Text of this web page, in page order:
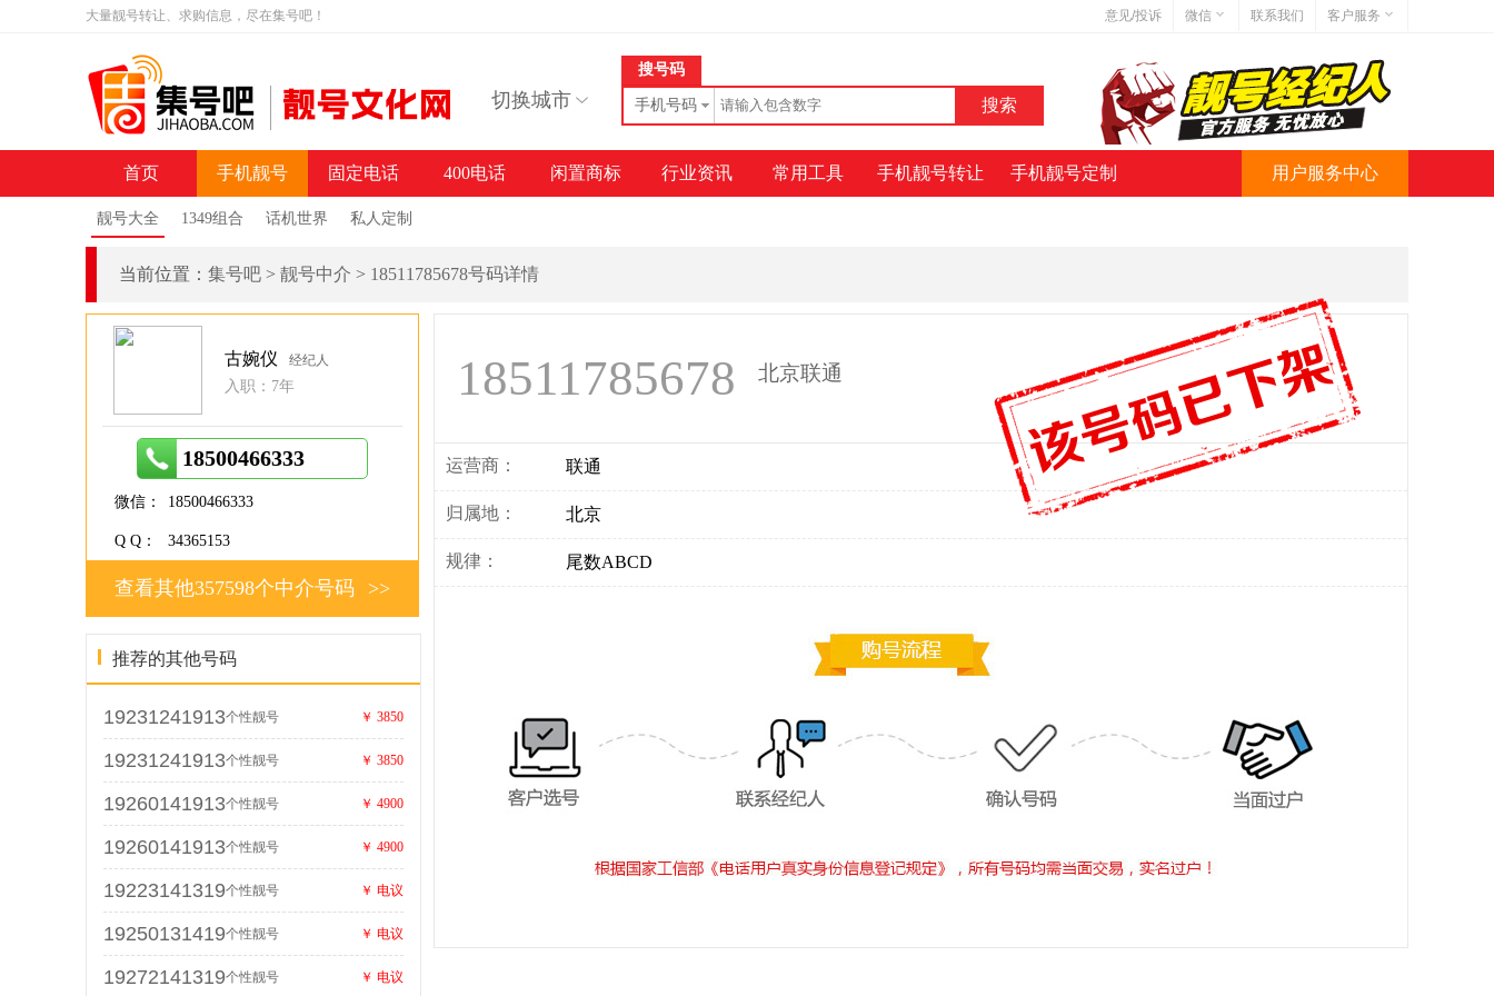
大量靓号转让、求购信息，尽在集号吧！ 意见/投诉 微信
微信号:jihaoba999
联系我们
客户服务
网站地图
网站简介
切换城市
搜号码
手机号码
首页 手机靓号
靓号大全 1349组合 话机世界 私人定制
固定电话 400电话 闲置商标 行业资讯 常用工具 手机靓号转让 手机靓号定制 用户服务中心
当前位置： 集号吧 > 靓号中介 > 18511785678号码详情
18511785678 北京联通
运营商： 联通
归属地： 北京
规律： 尾数ABCD
古婉仪 经纪人
入职：7年
18500466333
微信： 18500466333
Q Q： 34365153
>>
查看其他357598个中介号码
推荐的其他号码
19231241913个性靓号 ￥ 3850
19231241913个性靓号 ￥ 3850
19260141913个性靓号 ￥ 4900
19260141913个性靓号 ￥ 4900
19223141319个性靓号 ￥ 电议
19250131419个性靓号 ￥ 电议
19272141319个性靓号 ￥ 电议